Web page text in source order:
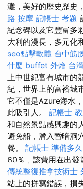
灘，美好的歷史歷史
路 按摩 記帳士 考題
紀念碑以及它豐富多
大利的漫長，多元化
seo點擊軟體 台中筋
什麼 buffet 外燴 台
上中世紀富有城市的
紀，世界上的富裕城
它不僅是Azure海水
此吸引人。 記帳士
和自然景點感興趣的
避免船，潛入昏暗洞
餐。 記帳士 準備多久
60％，該費用在出發
傳統整復推拿技術士
站上的拼寫錯誤，損